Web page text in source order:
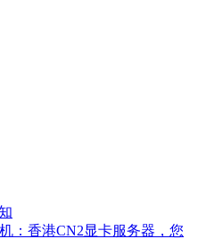
：香港CN2显卡服务器，您